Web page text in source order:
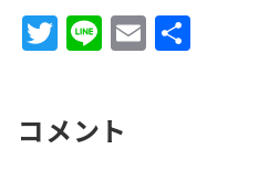
T
w
te
Li
n
E
m
コメント